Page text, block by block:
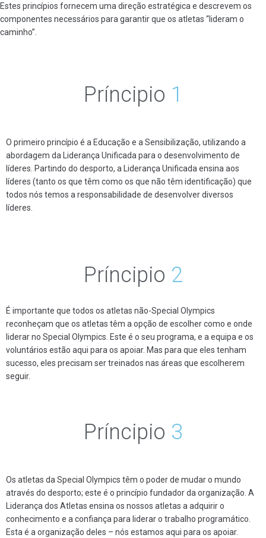
Estes princípios fornecem uma direção estratégica e descrevem os
componentes necessários para garantir que os atletas “lideram o
caminho”.
Príncipio 1
O primeiro princípio é a Educação e a Sensibilização, utilizando a
abordagem da Liderança Unificada para o desenvolvimento de
líderes. Partindo do desporto, a Liderança Unificada ensina aos
líderes (tanto os que têm como os que não têm identificação) que
todos nós temos a responsabilidade de desenvolver diversos
líderes.
Príncipio 2
É importante que todos os atletas não-Special Olympics
reconheçam que os atletas têm a opção de escolher como e onde
liderar no Special Olympics. Este é o seu programa, e a equipa e os
voluntários estão aqui para os apoiar. Mas para que eles tenham
sucesso, eles precisam ser treinados nas áreas que escolherem
seguir.
Príncipio 3
Os atletas da Special Olympics têm o poder de mudar o mundo
através do desporto; este é o princípio fundador da organização. A
Liderança dos Atletas ensina os nossos atletas a adquirir o
conhecimento e a confiança para liderar o trabalho programático.
Esta é a organização deles – nós estamos aqui para os apoiar.